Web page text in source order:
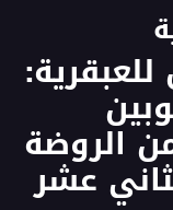
الروضة
عشر